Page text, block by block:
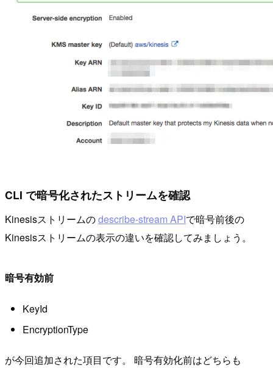
CLI で暗号化されたストリームを確認
Kinesisストリームのdescribe-stream APIで暗号前後の
Kinesisストリームの表示の違いを確認してみましょう。
暗号有効前
KeyId
EncryptionType
が今回追加された項目です。 暗号有効化前はどちらも